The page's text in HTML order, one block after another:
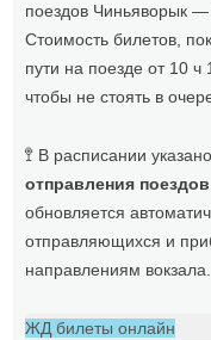
поездов Чиньяворык
Стоимость билетов,
пути на поезде от 10
чтобы не стоять в
🚏 В расписании
отправления поездов
обновляется
отправляющихся и
направлениям вокзала.
ЖД билеты онлайн